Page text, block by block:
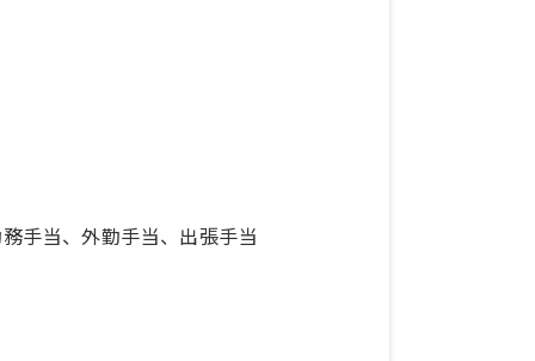
手当、外勤手当、出張手当